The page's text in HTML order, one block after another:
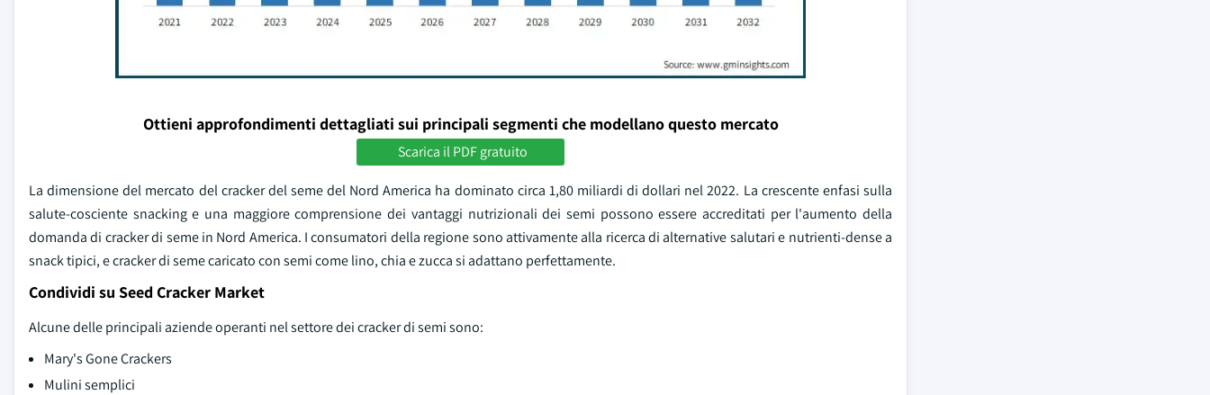
Ottieni approfondimenti dettagliati sui principali segmenti che modellano questo mercato
Scarica il PDF gratuito
La dimensione del mercato del cracker del seme del Nord America ha dominato circa 1,80 miliardi di dollari nel 2022. La crescente enfasi sulla
salute-cosciente snacking e una maggiore comprensione dei vantaggi nutrizionali dei semi possono essere accreditati per l'aumento della
domanda di cracker di seme in Nord America. I consumatori della regione sono attivamente alla ricerca di alternative salutari e nutrienti-dense a
snack tipici, e cracker di seme caricato con semi come lino, chia e zucca si adattano perfettamente.
Condividi su Seed Cracker Market
Alcune delle principali aziende operanti nel settore dei cracker di semi sono:
Mary's Gone Crackers
Mulini semplici